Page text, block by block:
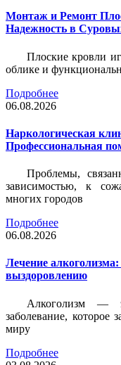
Монтаж и Ремонт
Надежность в
Плоские кровли
облике и
Подробнее
06.08.2026
Наркологическая
Профессиональная
Проблемы,
зависимостью, к
многих городов
Подробнее
06.08.2026
Лечение
выздоровлению
Алкоголизм —
заболевание, которое
миру
Подробнее